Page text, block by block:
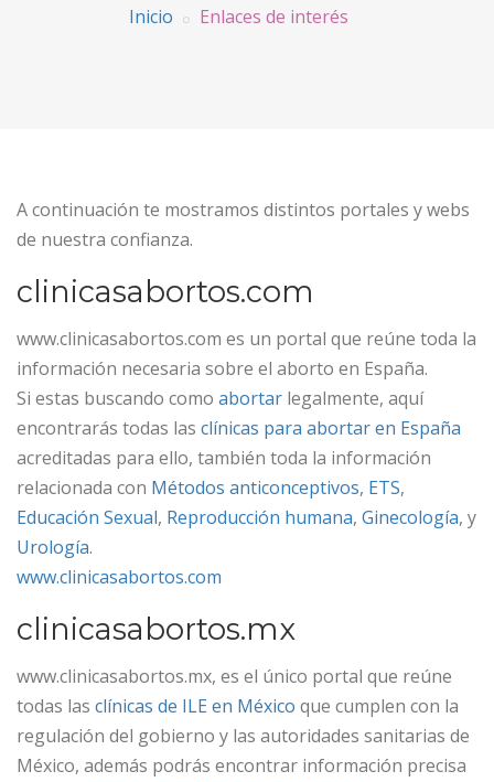
Inicio Enlaces de interés
A continuación te mostramos distintos portales y webs
de nuestra confianza.
clinicasabortos.com
www.clinicasabortos.com es un portal que reúne toda la
información necesaria sobre el aborto en España.
Si estas buscando como abortar legalmente, aquí
encontrarás todas las clínicas para abortar en España
acreditadas para ello, también toda la información
relacionada con Métodos anticonceptivos, ETS,
Educación Sexual, Reproducción humana, Ginecología, y
Urología.
www.clinicasabortos.com
clinicasabortos.mx
www.clinicasabortos.mx, es el único portal que reúne
todas las clínicas de ILE en México que cumplen con la
regulación del gobierno y las autoridades sanitarias de
México, además podrás encontrar información precisa